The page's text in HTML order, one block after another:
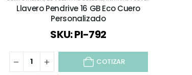
Llavero Pendrive 16 GB Eco Cuero
Personalizado
SKU: PI-792
COTIZAR